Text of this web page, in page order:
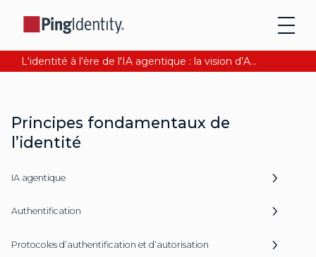
L'identité à l'ère de l'IA agentique : la vision d’Andre Durand sur la confiance numérique
Principes fondamentaux de
l’identité
IA agentique
Authentification
Protocoles d’authentification et d’autorisation